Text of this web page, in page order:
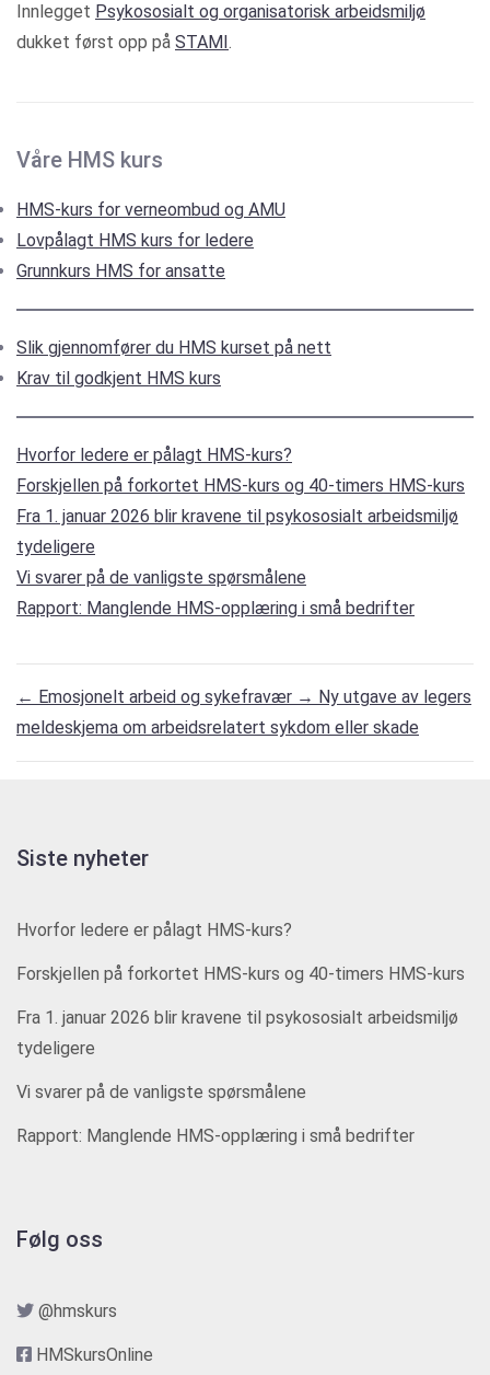
Innlegget Psykososialt og organisatorisk arbeidsmiljø
dukket først opp på STAMI.
Våre HMS kurs
HMS-kurs for verneombud og AMU
Lovpålagt HMS kurs for ledere
Grunnkurs HMS for ansatte
Slik gjennomfører du HMS kurset på nett
Krav til godkjent HMS kurs
Hvorfor ledere er pålagt HMS-kurs?
Forskjellen på forkortet HMS-kurs og 40-timers HMS-kurs
Fra 1. januar 2026 blir kravene til psykososialt arbeidsmiljø
tydeligere
Vi svarer på de vanligste spørsmålene
Rapport: Manglende HMS-opplæring i små bedrifter
← Emosjonelt arbeid og sykefravær → Ny utgave av legers
meldeskjema om arbeidsrelatert sykdom eller skade
Siste nyheter
Hvorfor ledere er pålagt HMS-kurs?
Forskjellen på forkortet HMS-kurs og 40-timers HMS-kurs
Fra 1. januar 2026 blir kravene til psykososialt arbeidsmiljø
tydeligere
Vi svarer på de vanligste spørsmålene
Rapport: Manglende HMS-opplæring i små bedrifter
Følg oss
@hmskurs
HMSkursOnline